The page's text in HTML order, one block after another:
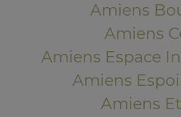
Amiens
Amiens
Amiens Espace
Amiens
Amiens